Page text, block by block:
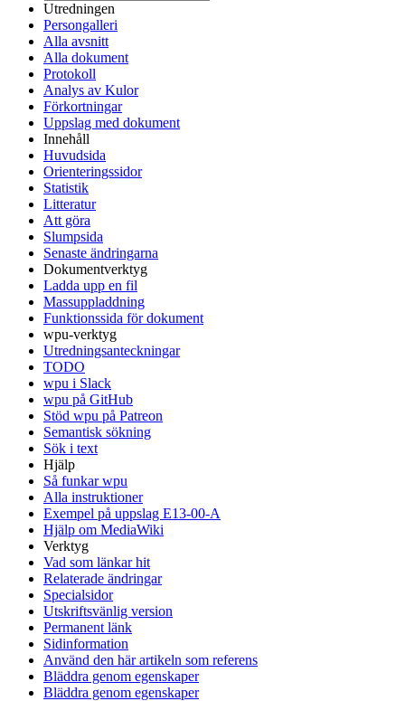
Utredningen
Persongalleri
Alla avsnitt
Alla dokument
Protokoll
Analys av Kulor
Förkortningar
Uppslag med dokument
Innehåll
Huvudsida
Orienteringssidor
Statistik
Litteratur
Att göra
Slumpsida
Senaste ändringarna
Dokumentverktyg
Ladda upp en fil
Massuppladdning
Funktionssida för dokument
wpu-verktyg
Utredningsanteckningar
TODO
wpu i Slack
wpu på GitHub
Stöd wpu på Patreon
Semantisk sökning
Sök i text
Hjälp
Så funkar wpu
Alla instruktioner
Exempel på uppslag E13-00-A
Hjälp om MediaWiki
Verktyg
Vad som länkar hit
Relaterade ändringar
Specialsidor
Utskriftsvänlig version
Permanent länk
Sidinformation
Använd den här artikeln som referens
Bläddra genom egenskaper
Bläddra genom egenskaper